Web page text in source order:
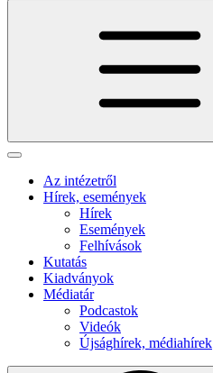
Az intézetről
Hírek, események
Hírek
Események
Felhívások
Kutatás
Kiadványok
Médiatár
Podcastok
Videók
Újsághírek, médiahírek